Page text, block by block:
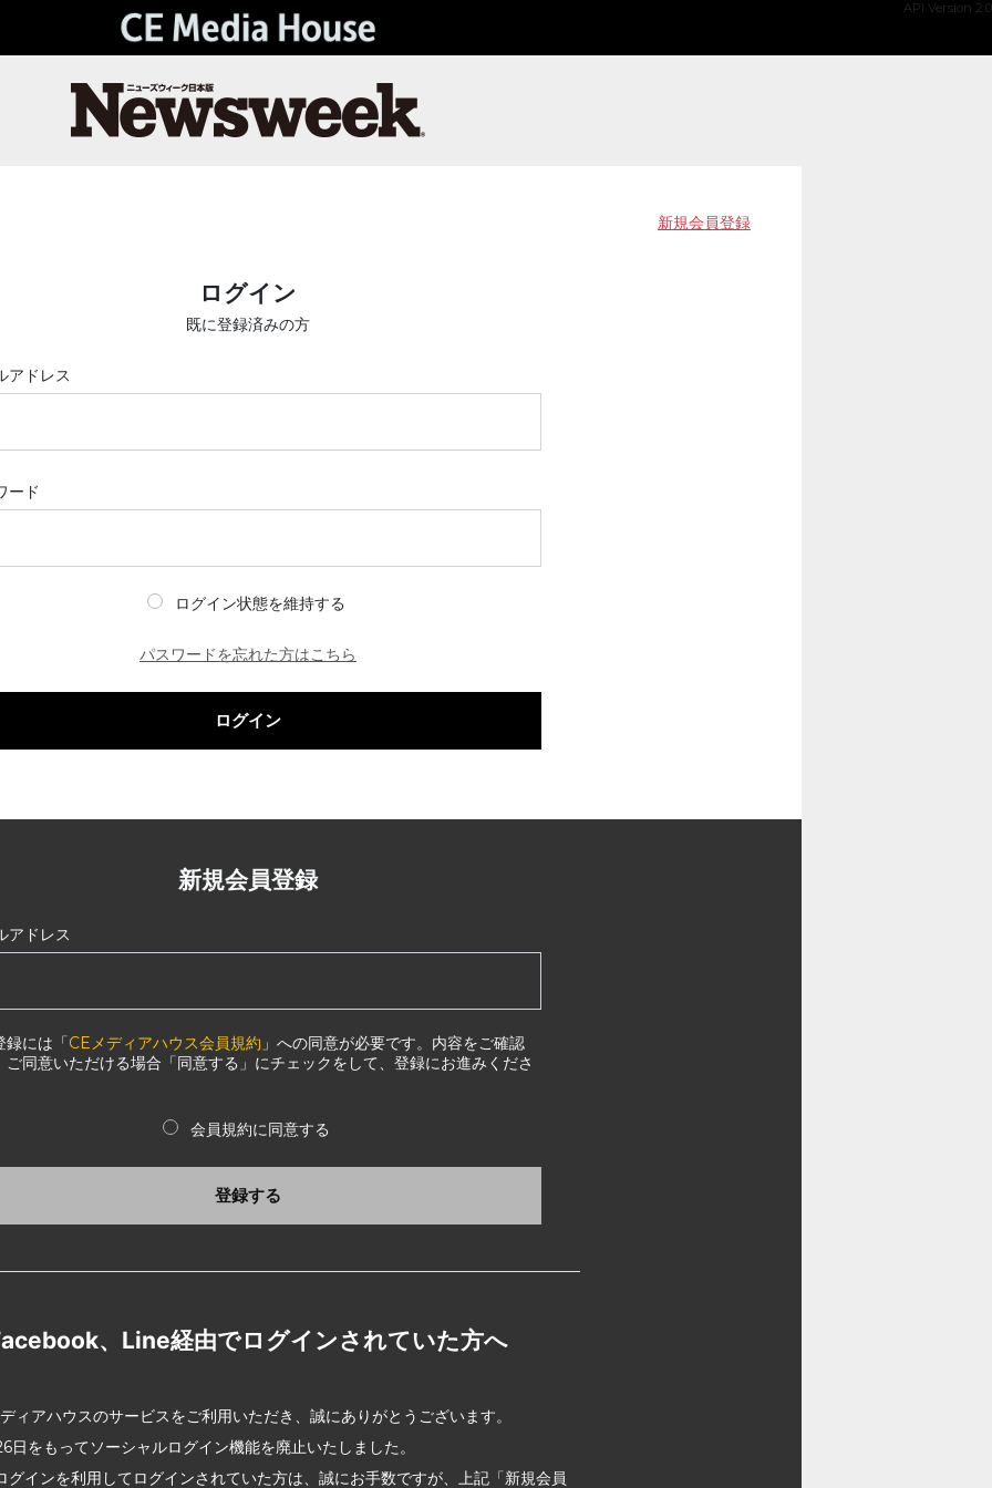
API Version 2.0
新規会員登録
ログイン
既に登録済みの方
アドレス
ード
ログイン状態を維持する
パスワードを忘れた方はこちら
ログイン
新規会員登録
アドレス
録には「CEメディアハウス会員規約 」への同意が必要です。内容をご確認
ご同意いただける場合「同意する」にチェックをして、登録にお進みくださ
会員規約に同意する
登録する
、Line経由でログインされていた方へ
ィアハウスのサービスをご利用いただき、誠にありがとうございます。
日をもってソーシャルログイン機能を廃止いたしました。
グインを利用してログインされていた方は、誠にお手数ですが、上記「新規会員